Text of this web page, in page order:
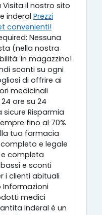
il nostro sito
inderal Prezzi
convenienti!
Nessuna
(nella nostra
In magazzino!
sconti su ogni
di offrire ai
medicinali
ore su 24
sicure Risparmia
fino al 70%
tua farmacia
e legale
e completa
e sconti
i clienti abituali
medici
Inderal è un